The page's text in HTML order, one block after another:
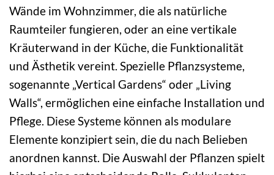
Wände im Wohnzimmer, die als natürliche
Raumteiler fungieren, oder an eine vertikale
Kräuterwand in der Küche, die Funktionalität
und Ästhetik vereint. Spezielle Pflanzsysteme,
sogenannte „Vertical Gardens“ oder „Living
Walls“, ermöglichen eine einfache Installation und
Pflege. Diese Systeme können als modulare
Elemente konzipiert sein, die du nach Belieben
anordnen kannst. Die Auswahl der Pflanzen spielt